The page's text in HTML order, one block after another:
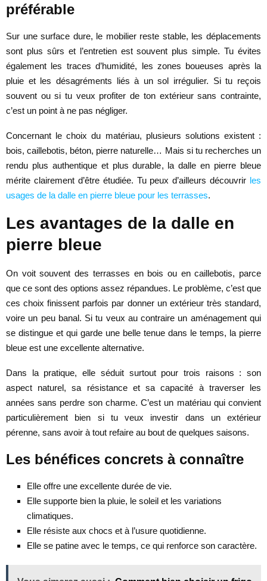
préférable
Sur une surface dure, le mobilier reste stable, les déplacements
sont plus sûrs et l’entretien est souvent plus simple. Tu évites
également les traces d’humidité, les zones boueuses après la
pluie et les désagréments liés à un sol irrégulier. Si tu reçois
souvent ou si tu veux profiter de ton extérieur sans contrainte,
c’est un point à ne pas négliger.
Concernant le choix du matériau, plusieurs solutions existent :
bois, caillebotis, béton, pierre naturelle… Mais si tu recherches un
rendu plus authentique et plus durable, la dalle en pierre bleue
mérite clairement d’être étudiée. Tu peux d’ailleurs découvrir les
usages de la dalle en pierre bleue pour les terrasses.
Les avantages de la dalle en
pierre bleue
On voit souvent des terrasses en bois ou en caillebotis, parce
que ce sont des options assez répandues. Le problème, c’est que
ces choix finissent parfois par donner un extérieur très standard,
voire un peu banal. Si tu veux au contraire un aménagement qui
se distingue et qui garde une belle tenue dans le temps, la pierre
bleue est une excellente alternative.
Dans la pratique, elle séduit surtout pour trois raisons : son
aspect naturel, sa résistance et sa capacité à traverser les
années sans perdre son charme. C’est un matériau qui convient
particulièrement bien si tu veux investir dans un extérieur
pérenne, sans avoir à tout refaire au bout de quelques saisons.
Les bénéfices concrets à connaître
Elle offre une excellente durée de vie.
Elle supporte bien la pluie, le soleil et les variations
climatiques.
Elle résiste aux chocs et à l’usure quotidienne.
Elle se patine avec le temps, ce qui renforce son caractère.